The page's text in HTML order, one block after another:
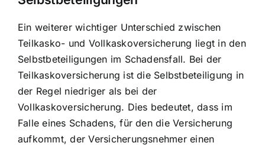
Ein weiterer wichtiger Unterschied zwischen
Teilkasko- und Vollkaskoversicherung liegt in den
Selbstbeteiligungen im Schadensfall. Bei der
Teilkaskoversicherung ist die Selbstbeteiligung in
der Regel niedriger als bei der
Vollkaskoversicherung. Dies bedeutet, dass im
Falle eines Schadens, für den die Versicherung
aufkommt, der Versicherungsnehmer einen